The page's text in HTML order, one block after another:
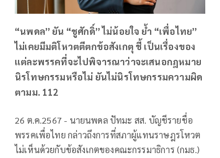
“นพดล” ยัน “ชูศักดิ์” ไม่น้อยใจ ย้ำ “เพื่อไทย”
ไม่เคยมีมติโหวตตีตกข้อสังเกตุ ชี้ เป็นเรื่องของ
แต่ละพรรคที่จะไปพิจารณาว่าจะเสนอกฎหมาย
นิรโทษกรรมหรือไม่ ยันไม่นิรโทษกรรมความผิด
ตามม. 112
26 ต.ค.2567 - นายนพดล ปัทมะ สส. บัญชีรายชื่อ
พรรคเพื่อไทย กล่าวถึงการที่สภาผู้แทนราษฎรโหวต
ไม่เห็นด้วยกับข้อสังเกตของคณะกรรมาธิการ (กมธ.)